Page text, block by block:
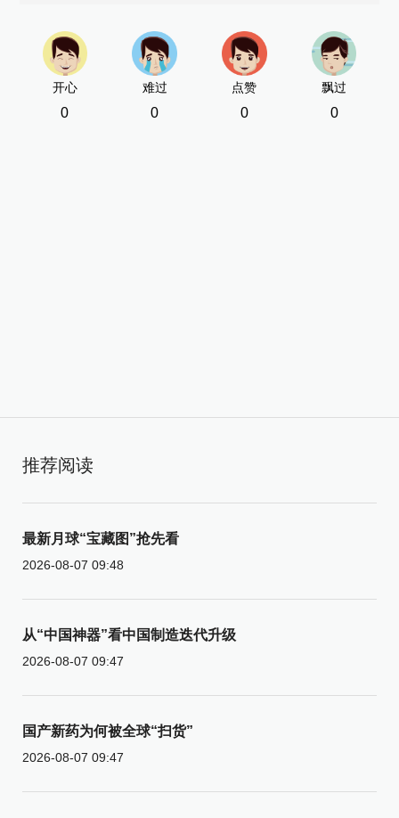
开心
0
难过
0
点赞
0
飘过
0
推荐阅读
最新月球“宝藏图”抢先看
2026-08-07 09:48
从“中国神器”看中国制造迭代升级
2026-08-07 09:47
国产新药为何被全球“扫货”
2026-08-07 09:47